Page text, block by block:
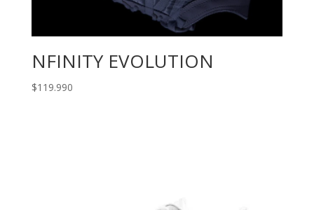
NFINITY EVOLUTION
$119.990